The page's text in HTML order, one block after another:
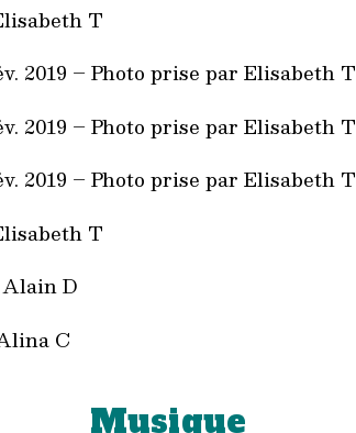
T
2019 – Photo prise par Elisabeth T
2019 – Photo prise par Elisabeth T
2019 – Photo prise par Elisabeth T
T
Alain D
C
Musique